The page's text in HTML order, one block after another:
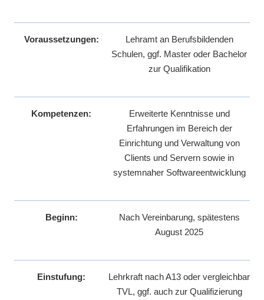
Voraussetzungen:
Lehramt an Berufsbildenden
Schulen, ggf. Master oder Bachelor
zur Qualifikation
Kompetenzen:
Erweiterte Kenntnisse und
Erfahrungen im Bereich der
Einrichtung und Verwaltung von
Clients und Servern sowie in
systemnaher Softwareentwicklung
Beginn:
Nach Vereinbarung, spätestens
August 2025
Einstufung:
Lehrkraft nach A13 oder vergleichbar
TVL, ggf. auch zur Qualifizierung